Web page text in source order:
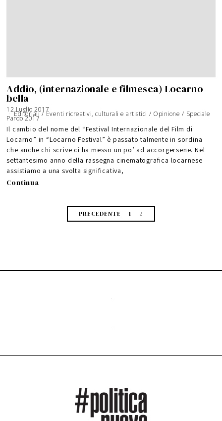
Addio, (internazionale e filmesca) Locarno
bella
12 Luglio 2017
7
A
o
s
t
o
0
1
7
Editoriali / Eventi ricreativi, culturali e artistici / Opinione / Speciale
Pardo 2017
Il cambio del nome del “Festival Internazionale del Film di
Locarno” in “Locarno Festival” è passato talmente in sordina
che anche chi scrive ci ha messo un po’ ad accorgersene. Nel
settantesimo anno della rassegna cinematografica locarnese
assistiamo a una svolta significativa,
Continua
PRECEDENTE 1 2